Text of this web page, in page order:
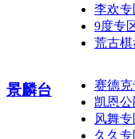
李欢专
9度专
荒古
景麟台
赛德克
凯恩
风舞专
久久专